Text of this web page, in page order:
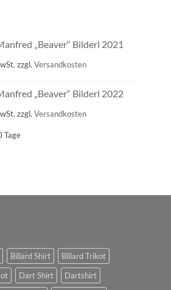
„Beaver“ Bilderl 2021
zzgl.Versandkosten
„Beaver“ Bilderl 2022
zzgl.Versandkosten
Tage
Billard Shirt
Billard Trikot
Dart Shirt
Dartshirt